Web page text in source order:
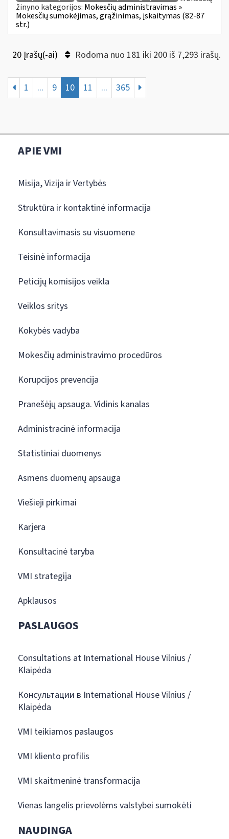
žinyno kategorijos: Mokesčių administravimas »
Mokesčių sumokėjimas, grąžinimas, įskaitymas (82-87
str.)
20 Įrašų(-ai) Rodoma nuo 181 iki 200 iš 7,293 irašų.
1 ... 9 10 11 ... 365
APIE VMI
Misija, Vizija ir Vertybės
Struktūra ir kontaktinė informacija
Konsultavimasis su visuomene
Teisinė informacija
Peticijų komisijos veikla
Veiklos sritys
Kokybės vadyba
Mokesčių administravimo procedūros
Korupcijos prevencija
Pranešėjų apsauga. Vidinis kanalas
Administracinė informacija
Statistiniai duomenys
Asmens duomenų apsauga
Viešieji pirkimai
Karjera
Konsultacinė taryba
VMI strategija
Apklausos
PASLAUGOS
Consultations at International House Vilnius /
Klaipėda
Консультации в International House Vilnius /
Klaipėda
VMI teikiamos paslaugos
VMI kliento profilis
VMI skaitmeninė transformacija
Vienas langelis prievolėms valstybei sumokėti
NAUDINGA